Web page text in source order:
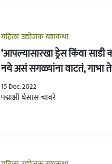
महिला उद्योजक यशकथा
‘आपल्यासारखा ड्रेस किंवा साडी
नये असं सगळ्यांना वाटतं, गाभा
देतं’
15 Dec. 2022
पद्माक्षी घैसास-चावरे